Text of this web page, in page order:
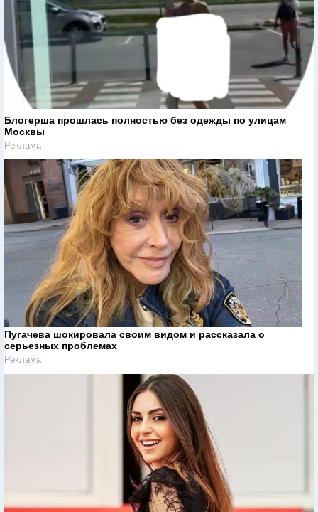
Блогерша прошлась полностью без одежды по улицам
Москвы
Реклама
Пугачева шокировала своим видом и рассказала о
серьезных проблемах
Реклама